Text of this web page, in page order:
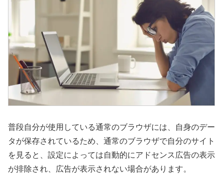
普段自分が使用している通常のブラウザには、自身のデー
タが保存されているため、通常のブラウザで自分のサイト
を見ると、設定によっては自動的にアドセンス広告の表示
が排除され、広告が表示されない場合があります。